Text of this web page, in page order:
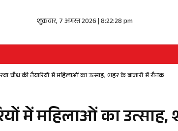
शुक्रवार, 7 अगस्त 2026 | 8:22:29 pm
चौथ की तैयारियों में महिलाओं का उत्साह, शहर के बाजारों में रौनक
में महिलाओं का